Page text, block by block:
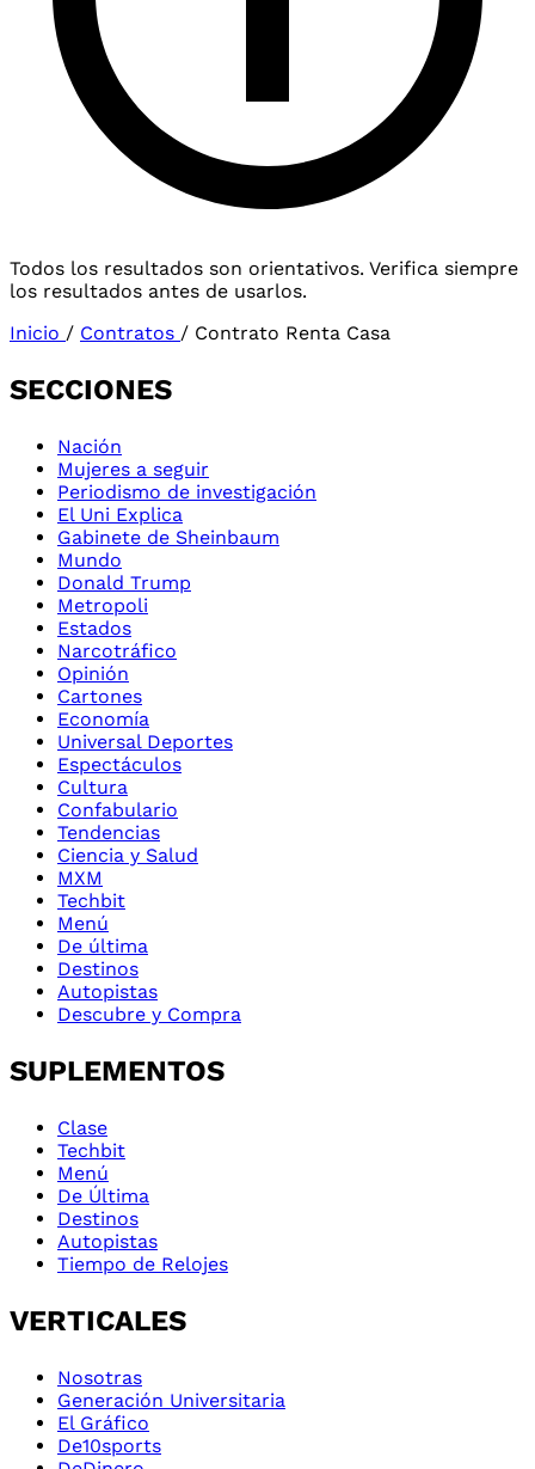
Todos los resultados son orientativos. Verifica siempre
los resultados antes de usarlos.
Inicio / Contratos / Contrato Renta Casa
SECCIONES
Nación
Mujeres a seguir
Periodismo de investigación
El Uni Explica
Gabinete de Sheinbaum
Mundo
Donald Trump
Metropoli
Estados
Narcotráfico
Opinión
Cartones
Economía
Universal Deportes
Espectáculos
Cultura
Confabulario
Tendencias
Ciencia y Salud
MXM
Techbit
Menú
De última
Destinos
Autopistas
Descubre y Compra
SUPLEMENTOS
Clase
Techbit
Menú
De Última
Destinos
Autopistas
Tiempo de Relojes
VERTICALES
Nosotras
Generación Universitaria
El Gráfico
De10sports